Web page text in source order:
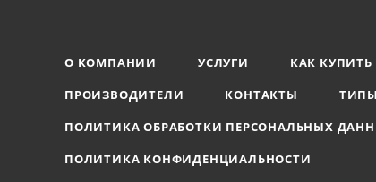
О КОМПАНИИ УСЛУГИ
КАК КУПИТЬ
ПРОИЗВОДИТЕЛИ
КОНТАКТЫ
ПОЛИТИКА ОБРАБОТКИ ПЕРСОНАЛЬНЫХ
ПОЛИТИКА КОНФИДЕНЦИАЛЬНОСТИ